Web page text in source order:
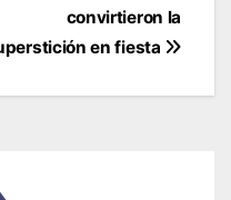
convirtieron la
en fiesta